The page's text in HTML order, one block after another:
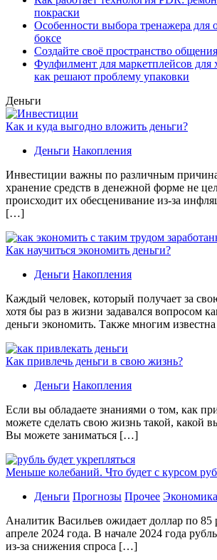
покраски
Особенности выбора тренажера для
боксе
Создайте своё пространство
Фулфилмент для маркетплейсов для
как решают проблему упаковки
Деньги
Как и куда выгодно вложить деньги?
Деньги Накопления
Инвестиции важны по различным
хранение средств в денежной форме не
происходит их обесценивание из-за
[…]
Как научиться экономить деньги?
Деньги Накопления
Каждый человек, который получает за
хотя бы раз в жизни задавался вопросом
деньги экономить. Также многим
Как привлечь деньги в свою жизнь?
Деньги Накопления
Если вы обладаете знаниями о том, как
можете сделать свою жизнь такой, какой
Вы можете заниматься […]
Меньше колебаний. Что будет с курсом
Деньги Прогнозы Прочее Экономика
Аналитик Васильев ожидает доллар по 85
апреле 2024 года. В начале 2024 года
из-за снижения спроса […]